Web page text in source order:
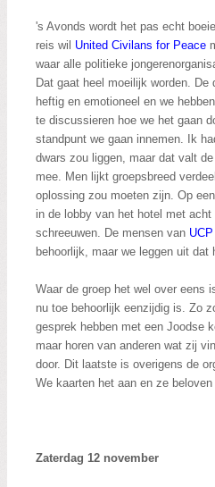
's Avonds wordt het pas echt
reis wil United Civilans for Peace
waar alle politieke
Dat gaat heel moeilijk worden.
heftig en emotioneel en we
te discussieren hoe we het gaan
standpunt we gaan innemen. Ik
dwars zou liggen, maar dat valt
mee. Men lijkt groepsbreed
oplossing zou moeten zijn. Op
in de lobby van het hotel met
schreeuwen. De mensen van UCP
behoorlijk, maar we leggen uit dat
Waar de groep het wel over eens
nu toe behoorlijk eenzijdig is. Zo
gesprek hebben met een Joodse
maar horen van anderen wat zij
door. Dit laatste is overigens de
We kaarten het aan en ze
Zaterdag 12 november